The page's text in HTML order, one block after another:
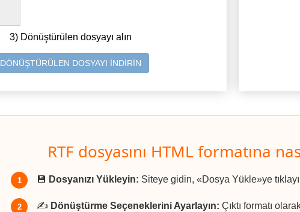
3) Dönüştürülen dosyayı alın
DÖNÜŞTÜRÜLEN DOSYAYI İNDİRİN
RTF dosyasını HTML formatına
1 💾 Dosyanızı Yükleyin: Siteye gidin, «Dosya Yükle»ye
2 ✍️ Dönüştürme Seçeneklerini Ayarlayın: Çıktı formatı